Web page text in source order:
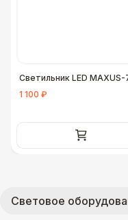
Светильник LED MAXUS-
1 100 ₽
Световое